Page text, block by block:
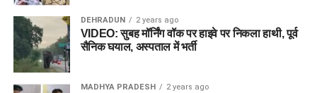
DEHRADUN 2 years ago
VIDEO: सुबह मॉर्निंग वॉक पर हाइवे पर निकला हाथी, पूर्व
सैनिक घयाल, अस्पताल में भर्ती
MADHYA PRADESH 2 years ago